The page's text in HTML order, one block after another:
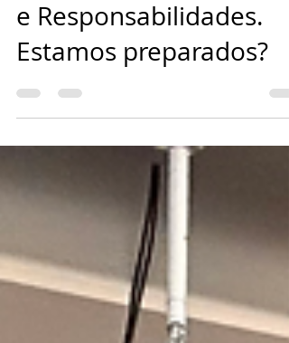
ECA DIGITAL – Conexões
e Responsabilidades.
Estamos preparados?